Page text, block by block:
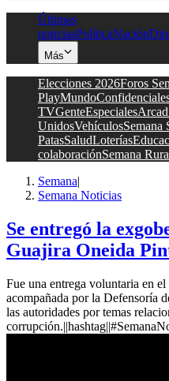
Últimas
noticiasPolíticaNación
Más
Elecciones 2026Foros
PlayMundo
TVGenteEspeciales
UnidosVehículosSemana
PatasSaludLoterías
colaboraciónSemana
Semana|
Semana Noticias
Se entregó la
Guajira Oneida
Fue una entrega voluntaria en
acompañada por la Defensoría
las autoridades por temas